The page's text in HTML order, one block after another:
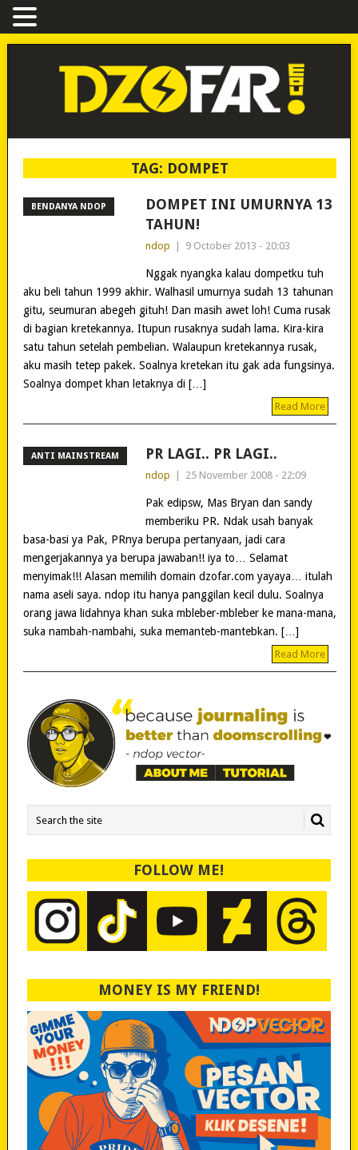
TAG: DOMPET
BENDANYA NDOP
DOMPET INI UMURNYA 13
TAHUN!
ndop 9 October 2013 - 20:03
Nggak nyangka kalau dompetku tuh
aku beli tahun 1999 akhir. Walhasil umurnya sudah 13 tahunan
gitu, seumuran abegeh gituh! Dan masih awet loh! Cuma rusak
di bagian kretekannya. Itupun rusaknya sudah lama. Kira-kira
satu tahun setelah pembelian. Walaupun kretekannya rusak,
aku masih tetep pakek. Soalnya kretekan itu gak ada fungsinya.
Soalnya dompet khan letaknya di […]
Read More
ANTI MAINSTREAM PR LAGI.. PR LAGI..
ndop 25 November 2008 - 22:09
Pak edipsw, Mas Bryan dan sandy
memberiku PR. Ndak usah banyak
basa-basi ya Pak, PRnya berupa pertanyaan, jadi cara
mengerjakannya ya berupa jawaban!! iya to… Selamat
menyimak!!! Alasan memilih domain dzofar.com yayaya… itulah
nama aseli saya. ndop itu hanya panggilan kecil dulu. Soalnya
orang jawa lidahnya khan suka mbleber-mbleber ke mana-mana,
suka nambah-nambahi, suka memanteb-mantebkan. […]
Read More
FOLLOW ME!
MONEY IS MY FRIEND!